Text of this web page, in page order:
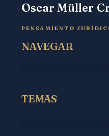
Oscar Müller
PENSAMIENTO
NAVEGAR
TEMAS